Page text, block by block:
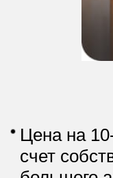
Цена на
счет